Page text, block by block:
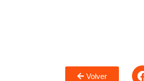
Volver